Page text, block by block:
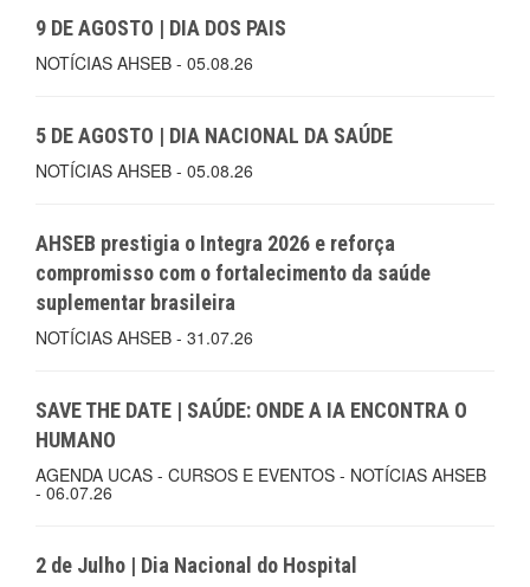
9 DE AGOSTO | DIA DOS PAIS
NOTÍCIAS AHSEB - 05.08.26
5 DE AGOSTO | DIA NACIONAL DA SAÚDE
NOTÍCIAS AHSEB - 05.08.26
AHSEB prestigia o Integra 2026 e reforça
compromisso com o fortalecimento da saúde
suplementar brasileira
NOTÍCIAS AHSEB - 31.07.26
SAVE THE DATE | SAÚDE: ONDE A IA ENCONTRA O
HUMANO
AGENDA UCAS - CURSOS E EVENTOS - NOTÍCIAS AHSEB
- 06.07.26
2 de Julho | Dia Nacional do Hospital